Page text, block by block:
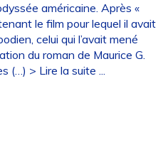
américaine. Après «
le film pour lequel il avait
celui qui l’avait mené
du roman de Maurice G.
(…) > Lire la suite ...